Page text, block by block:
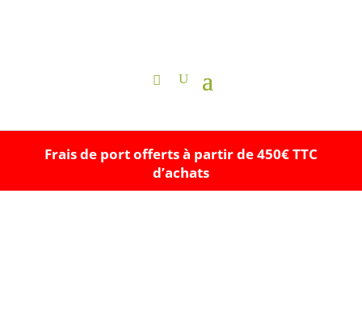
Frais de port offerts à partir de 450€ TTC
d’achats